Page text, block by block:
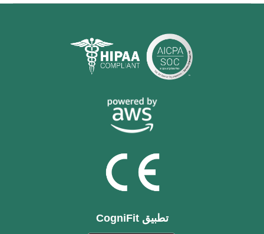
تطبيق CogniFit